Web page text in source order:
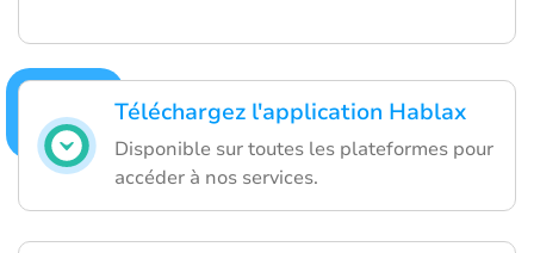
Téléchargez l'application Hablax
Disponible sur toutes les plateformes pour
accéder à nos services.